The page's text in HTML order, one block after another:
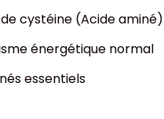
cystéine (Acide
énergétique normal
essentiels